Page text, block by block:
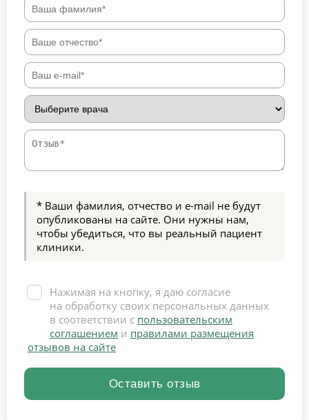
* Ваши фамилия, отчество и e-mail не будут
опубликованы на сайте. Они нужны нам,
чтобы убедиться, что вы реальный пациент
клиники.
Нажимая на кнопку, я даю согласие
на обработку своих персональных данных
в соответствии с пользовательским
соглашением и правилами размещения
отзывов на сайте